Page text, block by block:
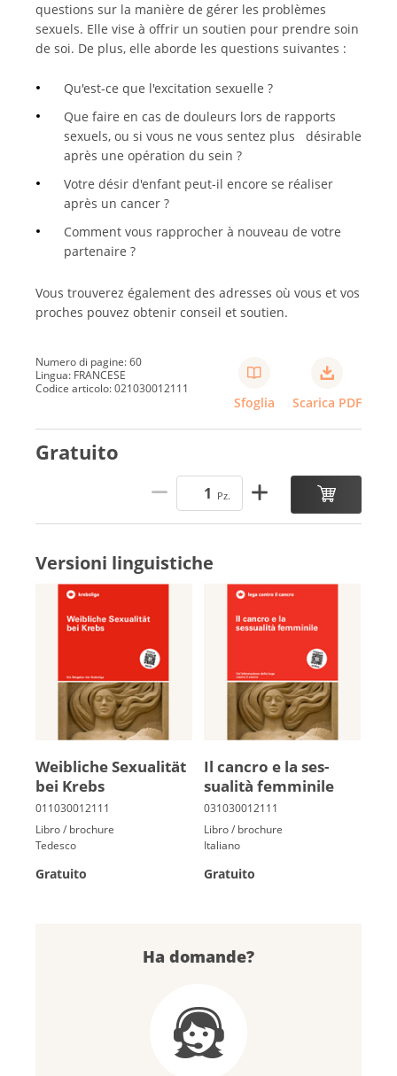
questions sur la manière de gérer les problèmes
sexuels. Elle vise à offrir un soutien pour prendre soin
de soi. De plus, elle aborde les questions suivantes :
Qu'est-ce que l'excitation sexuelle ?
Que faire en cas de douleurs lors de rapports
sexuels, ou si vous ne vous sentez plus désirable
après une opération du sein ?
Votre désir d'enfant peut-il encore se réaliser
après un cancer ?
Comment vous rapprocher à nouveau de votre
partenaire ?
Vous trouverez également des adresses où vous et vos
proches pouvez obtenir conseil et soutien.
Numero di pagine: 60
Lingua: FRANCESE
Codice articolo: 021030012111
Sfoglia Scarica PDF
Gratuito
Pz.
Versioni linguistiche
Weib­li­che Se­xua­li­tät
bei Krebs
Libro / brochure
Tedesco
Gratuito
Il cancro e la ses­
sualità femminile
Libro / brochure
Italiano
Gratuito
Ha domande?